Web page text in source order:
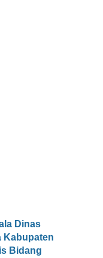
Dinas
Kabupaten
Bidang